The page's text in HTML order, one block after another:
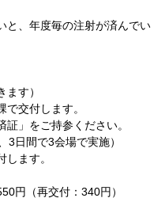
と、年度毎の注射が済んでい
す）
交付します。
」をご持参ください。
3日間で3会場で実施）
ます。
円（再交付：340円）